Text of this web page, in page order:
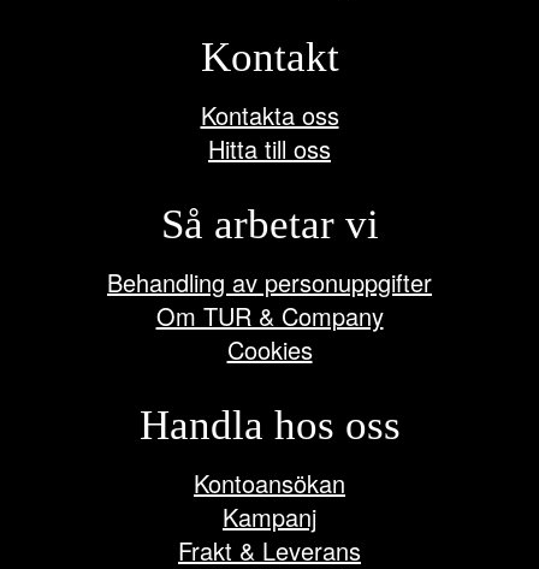
Kontakt
Kontakta oss
Hitta till oss
Så arbetar vi
Behandling av personuppgifter
Om TUR & Company
Cookies
Handla hos oss
Kontoansökan
Kampanj
Frakt & Leverans